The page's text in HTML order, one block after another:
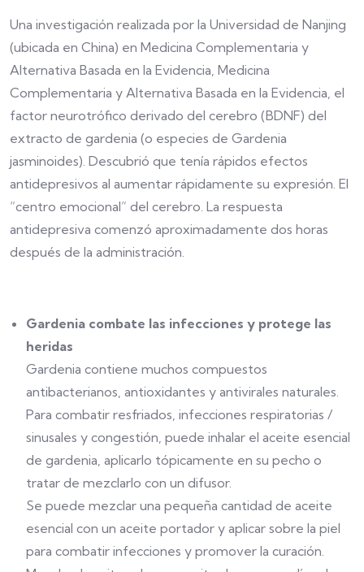
Una investigación realizada por la Universidad de Nanjing
(ubicada en China) en Medicina Complementaria y
Alternativa Basada en la Evidencia, Medicina
Complementaria y Alternativa Basada en la Evidencia, el
factor neurotrófico derivado del cerebro (BDNF) del
extracto de gardenia (o especies de Gardenia
jasminoides). Descubrió que tenía rápidos efectos
antidepresivos al aumentar rápidamente su expresión. El
“centro emocional” del cerebro. La respuesta
antidepresiva comenzó aproximadamente dos horas
después de la administración.
Gardenia combate las infecciones y protege las
heridas
Gardenia contiene muchos compuestos
antibacterianos, antioxidantes y antivirales naturales.
Para combatir resfriados, infecciones respiratorias /
sinusales y congestión, puede inhalar el aceite esencial
de gardenia, aplicarlo tópicamente en su pecho o
tratar de mezclarlo con un difusor.
Se puede mezclar una pequeña cantidad de aceite
esencial con un aceite portador y aplicar sobre la piel
para combatir infecciones y promover la curación.